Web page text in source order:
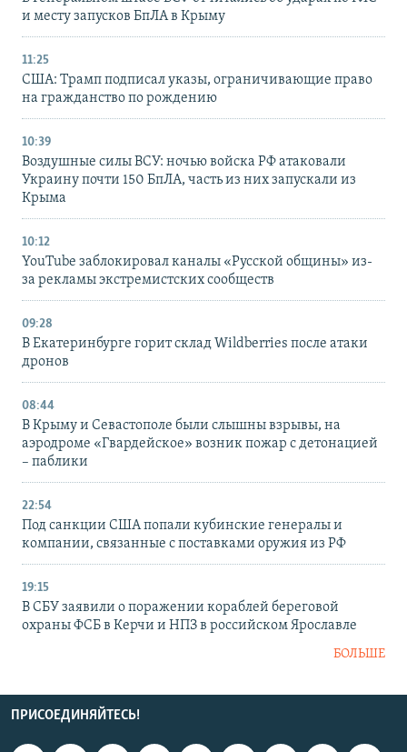
и месту запусков БпЛА в Крыму
11:25
США: Трамп подписал указы, ограничивающие право
на гражданство по рождению
10:39
Воздушные силы ВСУ: ночью войска РФ атаковали
Украину почти 150 БпЛА, часть из них запускали из
Крыма
10:12
YouTube заблокировал каналы «Русской общины» из-
за рекламы экстремистских сообществ
09:28
В Екатеринбурге горит склад Wildberries после атаки
дронов
08:44
В Крыму и Севастополе были слышны взрывы, на
аэродроме «Гвардейское» возник пожар с детонацией
– паблики
22:54
Под санкции США попали кубинские генералы и
компании, связанные с поставками оружия из РФ
19:15
В СБУ заявили о поражении кораблей береговой
охраны ФСБ в Керчи и НПЗ в российском Ярославле
БОЛЬШЕ
ПРИСОЕДИНЯЙТЕСЬ!